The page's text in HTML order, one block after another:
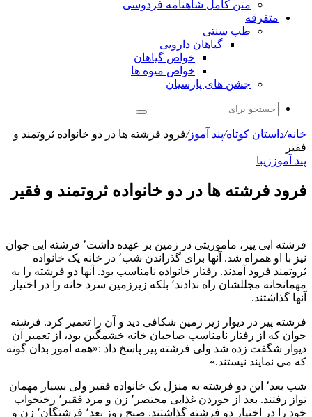
متن کامل شاهنامه فردوسی
متفرقه
طب سنتی
گیاهان دارویی
خواص گیاهان
خواص میوه ها
جشن های پارسیان
جستجو
خانه/داستان کوتاه/پند آموز/فرود فرشته ها در دو خانواده ثروتمند و
فقیر
پند آموز زیبا
فرود فرشته ها در دو خانواده ثروتمند و فقیر
فرشته ایی پیر، ماموریتی در زمین بر عهده داشت٬ فرشته ایی جوان
نیز با او همراه شد. آنها برای گذراندن شب٬ در خانه یک خانواده
ثروتمند فرود آمدند. رفتار خانواده نامناسب بود. آنها دو فرشته را به
مهمانخانه مجللشان راه ندادند٬ بلکه زیرزمین سرد خانه را در اختیار
آنها گذاشتند.
فرشته پیر در دیوار زیر زمین شکافی دید و آن را تعمیر کرد. فرشته
جوان که از رفتار نامناسب صاحبان خانه خشمگین بود، از تعمیر آن
دیوار شگفت زده شد ولی فرشته پیر پاسخ داد :«همه امور بدان گونه
که می نمایند نیستند.»
شب بعد٬ این دو فرشته به منزل یک خانواده فقیر ولی بسیار مهمان
نواز رفتند. بعد از خوردن غذایی مختصر٬ زن و مرد فقیر٬ رختخواب
خود را در اختیار دو فرشته گذاشتند. صبح روز بعد٬ فرشتگان٬ زن و